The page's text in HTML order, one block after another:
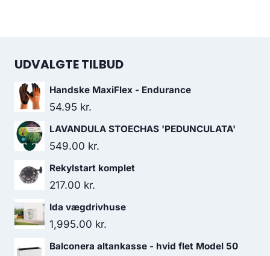
UDVALGTE TILBUD
Handske MaxiFlex - Endurance
54.95 kr.
LAVANDULA STOECHAS 'PEDUNCULATA'
549.00 kr.
Rekylstart komplet
217.00 kr.
Ida vægdrivhuse
1,995.00 kr.
Balconera altankasse - hvid flet Model 50